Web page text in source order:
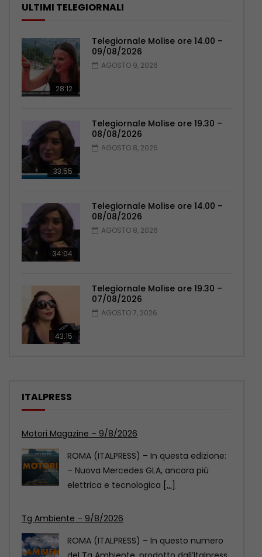
ULTIMI TELEGIORNALI
28:12
Telegiornale Molise ore 14.00 –
09/08/2026
AGOSTO 9, 2026
33:55
Telegiornale Molise ore 19.30 –
08/08/2026
AGOSTO 8, 2026
34:04
Telegiornale Molise ore 14.00 –
08/08/2026
AGOSTO 8, 2026
43:15
Telegiornale Molise ore 19.30 –
07/08/2026
AGOSTO 7, 2026
ITALPRESS
Tg Ambiente – 9/8/2026
ROMA (ITALPRESS) – In questo numero
del Tg Ambiente, prodotto dall’Italpress
in collaborazione con TeleAmbiente:
Xinjiang, giovani calciatori cinesi e statunitensi si
incontrano grazie a sport
Uno scambio calcistico giovanile tra